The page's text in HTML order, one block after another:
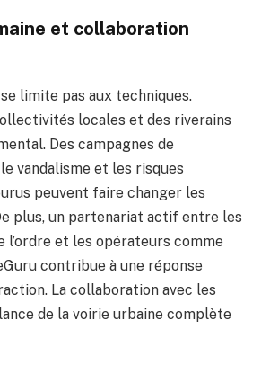
et collaboration
limite pas aux techniques.
locales et des riverains
Des campagnes de
vandalisme et les risques
peuvent faire changer les
plus, un partenariat actif entre les
l’ordre et les opérateurs comme
contribue à une réponse
La collaboration avec les
de la voirie urbaine complète